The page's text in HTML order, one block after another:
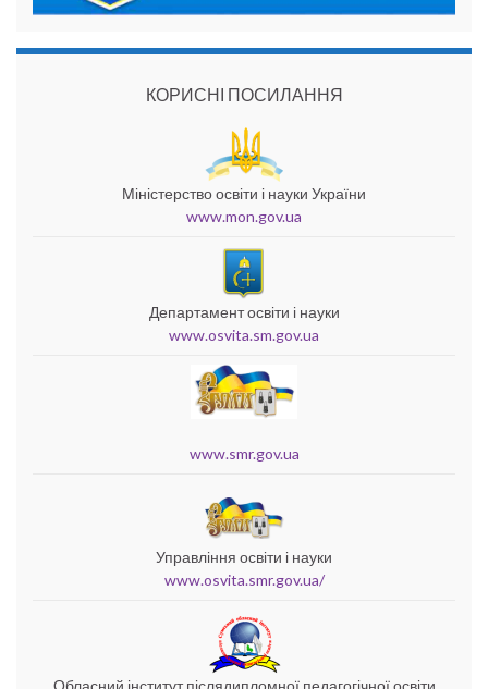
КОРИСНІ ПОСИЛАННЯ
Міністерство освіти і науки України
www.mon.gov.ua
Департамент освіти і науки
www.osvita.sm.gov.ua
www.smr.gov.ua
Управління освіти і науки
www.osvita.smr.gov.ua/
Обласний інститут післядипломної педагогічної освіти